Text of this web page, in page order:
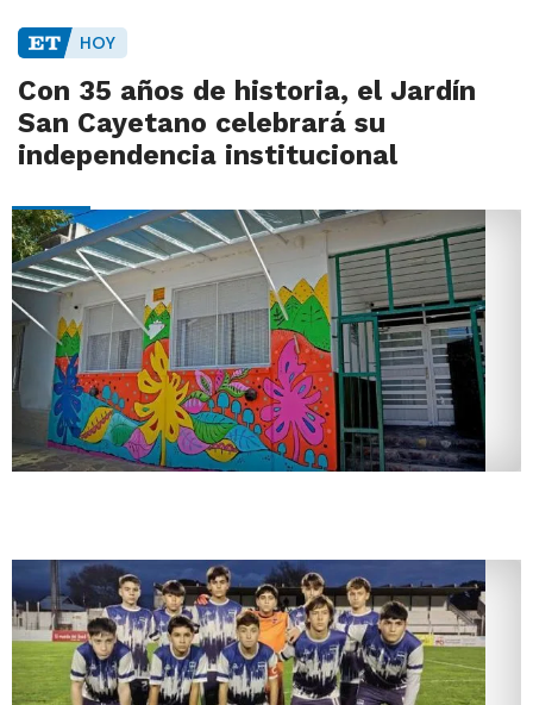
HOY
Con 35 años de historia, el Jardín
San Cayetano celebrará su
independencia institucional